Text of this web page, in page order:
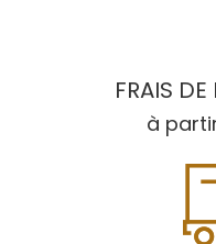
FRAIS DE
à